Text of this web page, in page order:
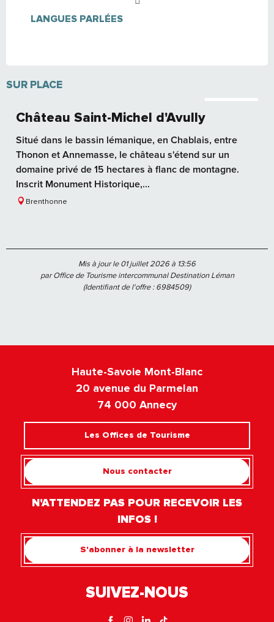
LANGUES PARLÉES
LANGUES PARLÉES
SUR PLACE
Château Saint-Michel d'Avully
Situé dans le bassin lémanique, en Chablais, entre
Thonon et Annemasse, le château s'étend sur un
domaine privé de 15 hectares à flanc de montagne.
Inscrit Monument Historique,...
Brenthonne
Mis à jour le 01 juillet 2026 à 13:56
par Office de Tourisme intercommunal Destination Léman
(Identifiant de l'offre :6984509)
Haute-Savoie Mont-Blanc
20 avenue du Parmelan
74 000 Annecy
Les Offices de Tourisme
Nous contacter
N'ATTENDEZ PAS POUR RECEVOIR LES
INFOS !
S'abonner à la newsletter
SUIVEZ-NOUS